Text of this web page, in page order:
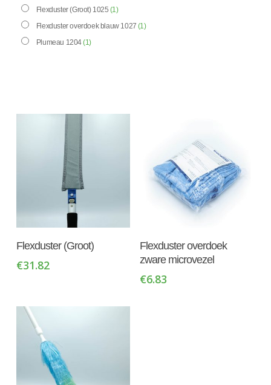
Flexduster (Groot) 1025 (1)
Flexduster overdoek blauw 1027 (1)
Plumeau 1204(1)
Toevoegen Aan
Winkelwagen
Flexduster (Groot)
€31.82
Toevoegen Aan
Winkelwagen
Flexduster overdoek
zware microvezel
€6.83